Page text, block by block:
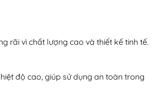
rãi vì chất lượng cao và thiết kế tinh tế.
độ cao, giúp sử dụng an toàn trong